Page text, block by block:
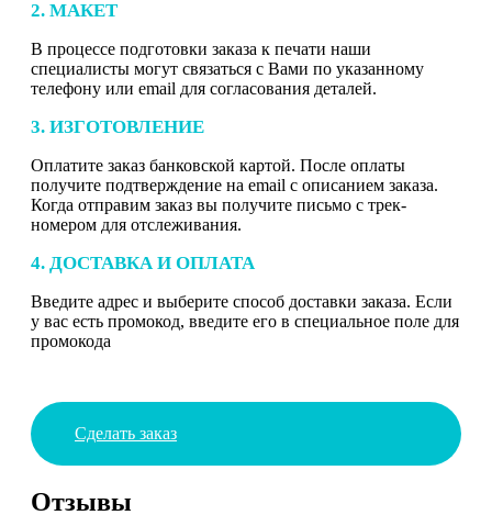
2. МАКЕТ
В процессе подготовки заказа к печати наши
специалисты могут связаться с Вами по указанному
телефону или email для согласования деталей.
3. ИЗГОТОВЛЕНИЕ
Оплатите заказ банковской картой. После оплаты
получите подтверждение на email с описанием заказа.
Когда отправим заказ вы получите письмо с трек-
номером для отслеживания.
4. ДОСТАВКА И ОПЛАТА
Введите адрес и выберите способ доставки заказа. Если
у вас есть промокод, введите его в специальное поле для
промокода
Сделать заказ
Отзывы